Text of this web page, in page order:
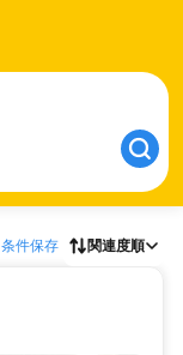
条件保存 関連度順